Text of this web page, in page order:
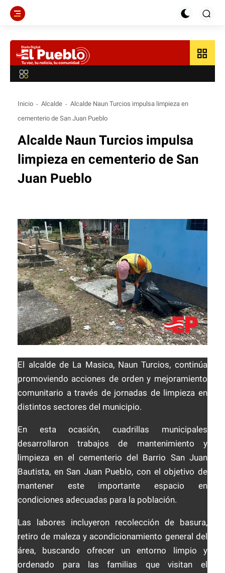
grid_view
Inicio Alcalde
Alcalde Naun Turcios impulsa limpieza en
cementerio de San Juan Pueblo
Alcalde Naun Turcios impulsa
limpieza en cementerio de San
Juan Pueblo
El alcalde de La Masica, Naun Turcios, continúa
promoviendo acciones de orden y mejoramiento
comunitario a través de jornadas de limpieza en
distintos sectores del municipio.
En esta ocasión, cuadrillas municipales
desarrollaron trabajos de mantenimiento y
limpieza en el cementerio del Barrio San Juan
Bautista, en San Juan Pueblo, con el objetivo de
mantener este importante espacio en
condiciones adecuadas para la población.
Las labores incluyeron recolección de basura,
retiro de maleza y acondicionamiento general del
área, buscando ofrecer un entorno limpio y
ordenado para las familias que visitan el